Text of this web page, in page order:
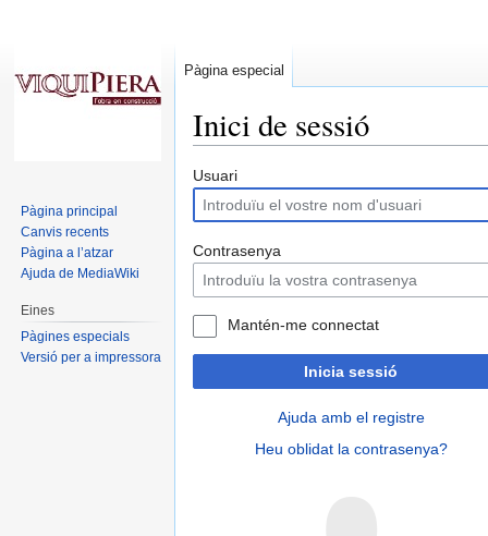
Inici de sessió
Salta
la
navegació
Salta
la
cerca
Usuari
Contrasenya
Mantén-me connectat
Inicia sessió
Ajuda amb el registre
Heu oblidat la contrasenya?
Pàgina especial
Pàgina principal
Canvis recents
Pàgina a l’atzar
Ajuda de MediaWiki
Eines
Pàgines especials
Versió per a impressora